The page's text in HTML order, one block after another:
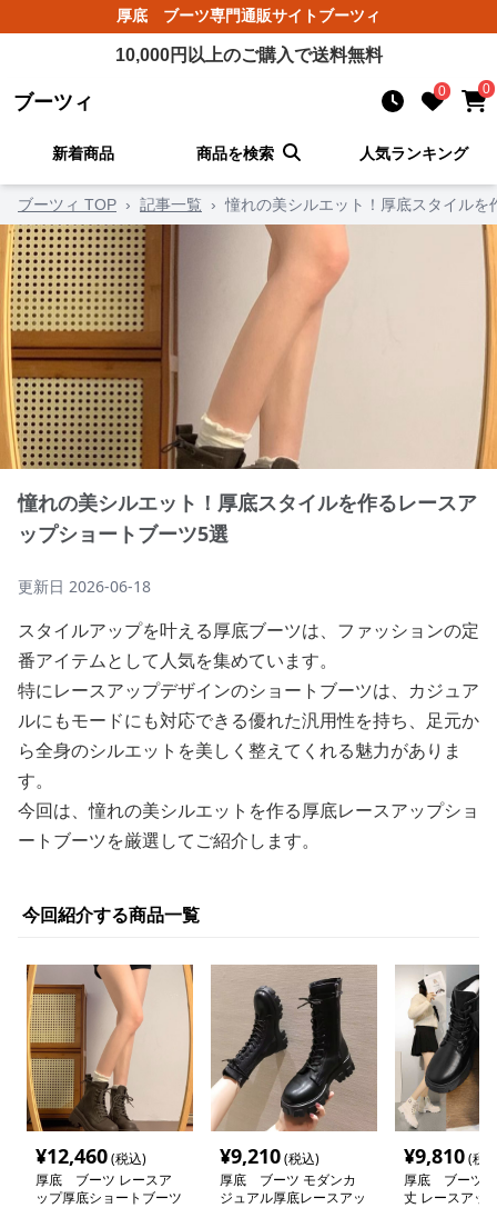
厚底 ブーツ専門通販サイトブーツィ
10,000円以上のご購入で送料無料
ブーツィ 0 0
新着商品 商品を検索 人気ランキング
ブーツィ TOP › 記事一覧 › 憧れの美シルエット！厚底スタイル
憧れの美シルエット！厚底スタイルを作るレースア
ップショートブーツ5選
更新日 2026-06-18
スタイルアップを叶える厚底ブーツは、ファッションの定
番アイテムとして人気を集めています。
特にレースアップデザインのショートブーツは、カジュア
ルにもモードにも対応できる優れた汎用性を持ち、足元か
ら全身のシルエットを美しく整えてくれる魅力がありま
す。
今回は、憧れの美シルエットを作る厚底レースアップショ
ートブーツを厳選してご紹介します。
今回紹介する商品一覧
¥12,460(税込)
厚底 ブーツ レースア
ップ厚底ショートブーツ
¥9,210(税込)
厚底 ブーツ モダンカ
ジュアル厚底レースアッ
¥9,810(税
厚底 ブーツ
丈 レースアッ